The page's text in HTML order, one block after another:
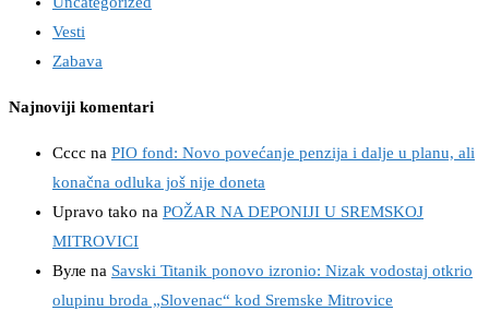
Vesti
Zabava
Najnoviji komentari
Cccc na PIO fond: Novo povećanje penzija i dalje u planu, ali
konačna odluka još nije doneta
Upravo tako na POŽAR NA DEPONIJI U SREMSKOJ
MITROVICI
Вуле na Savski Titanik ponovo izronio: Nizak vodostaj otkrio
olupinu broda „Slovenac“ kod Sremske Mitrovice